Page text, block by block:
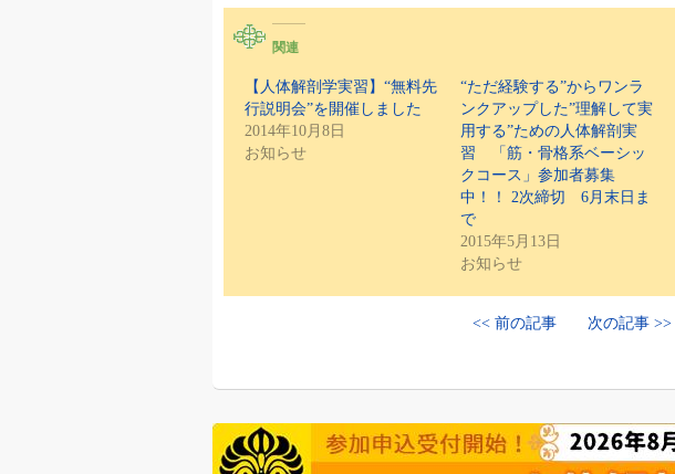
関連
【人体解剖学実習】“無料先
行説明会”を開催しました
2014年10月8日
お知らせ
“ただ経験する”からワンラ
ンクアップした”理解して実
用する”ための人体解剖実
習 「筋・骨格系ベーシッ
クコース」参加者募集
中！！ 2次締切 6月末日ま
で
2015年5月13日
お知らせ
<< 前の記事 次の記事 >>